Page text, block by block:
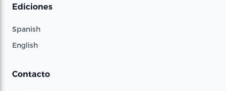
Ediciones
Spanish
English
Contacto